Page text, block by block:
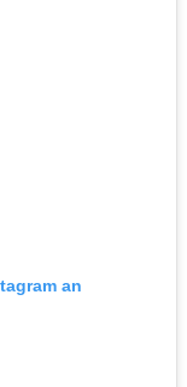
an